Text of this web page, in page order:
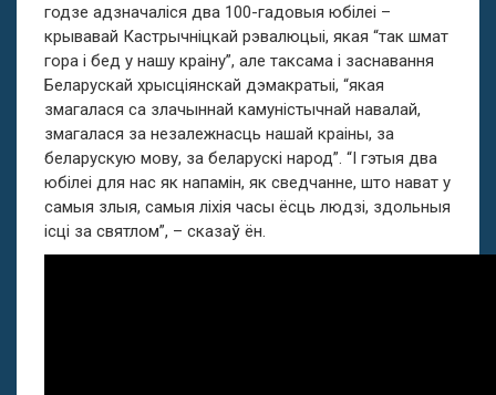
годзе адзначаліся два 100-гадовыя юбілеі –
крывавай Кастрычніцкай рэвалюцыі, якая “так шмат
гора і бед у нашу краіну”, але таксама і заснавання
Беларускай хрысціянскай дэмакратыі, “якая
змагалася са злачыннай камуністычнай навалай,
змагалася за незалежнасць нашай краіны, за
беларускую мову, за беларускі народ”. “І гэтыя два
юбілеі для нас як напамін, як сведчанне, што нават у
самыя злыя, самыя ліхія часы ёсць людзі, здольныя
ісці за святлом”, – сказаў ён.